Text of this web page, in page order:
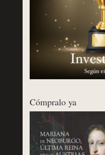
Cómpralo ya